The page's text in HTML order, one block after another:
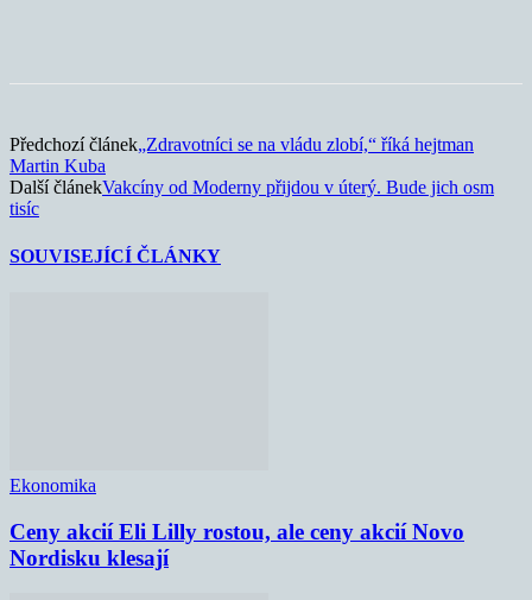
Předchozí článek„Zdravotníci se na vládu zlobí,“ říká hejtman
Martin Kuba
Další článekVakcíny od Moderny přijdou v úterý. Bude jich osm
tisíc
SOUVISEJÍCÍ ČLÁNKY
Ekonomika
Ceny akcií Eli Lilly rostou, ale ceny akcií Novo
Nordisku klesají